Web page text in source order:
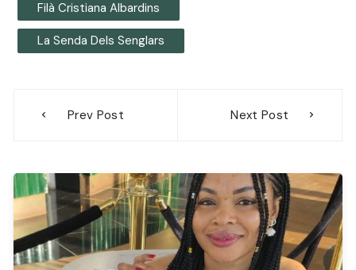
Filà Cristiana Albardins
La Senda Dels Senglars
Prev Post Next Post